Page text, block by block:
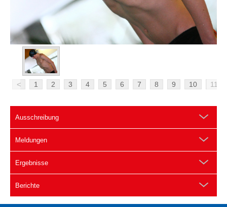
< 1 2 3 4 5 6 7 8 9 10 11
Ausschreibung
Meldungen
Ergebnisse
Berichte